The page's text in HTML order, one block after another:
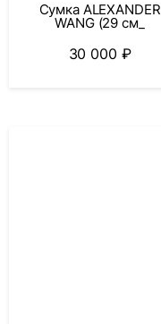
Сумка ALEXANDER
WANG (29 см_
30 000 ₽